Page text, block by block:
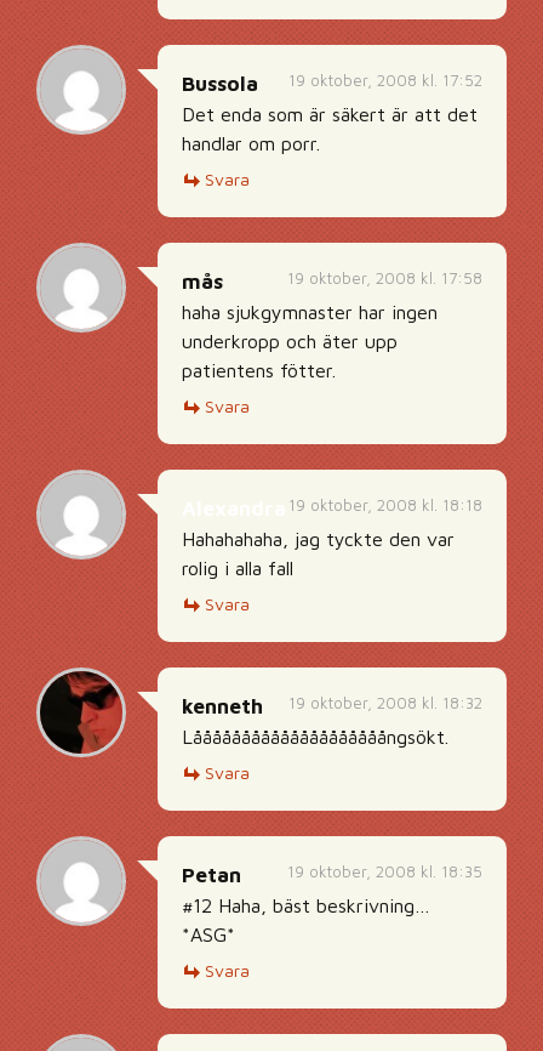
19 oktober, 2008 kl. 17:52
Bussola
Det enda som är säkert är att det
handlar om porr.
Svara
19 oktober, 2008 kl. 17:58
mås
haha sjukgymnaster har ingen
underkropp och äter upp
patientens fötter.
Svara
19 oktober, 2008 kl. 18:18
Hahahahaha, jag tyckte den var
rolig i alla fall
Svara
19 oktober, 2008 kl. 18:32
kenneth
Låååååååååååååååååååångsökt.
Svara
19 oktober, 2008 kl. 18:35
Petan
#12 Haha, bäst beskrivning…
*ASG*
Svara